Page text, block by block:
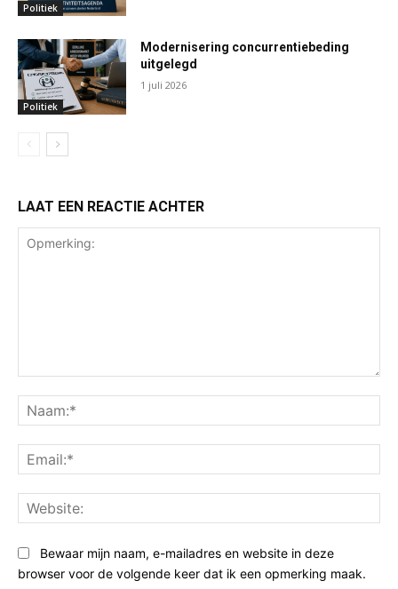
Politiek
Politiek
Modernisering concurrentiebeding
uitgelegd
1 juli 2026
LAAT EEN REACTIE ACHTER
Bewaar mijn naam, e-mailadres en website in deze
browser voor de volgende keer dat ik een opmerking maak.